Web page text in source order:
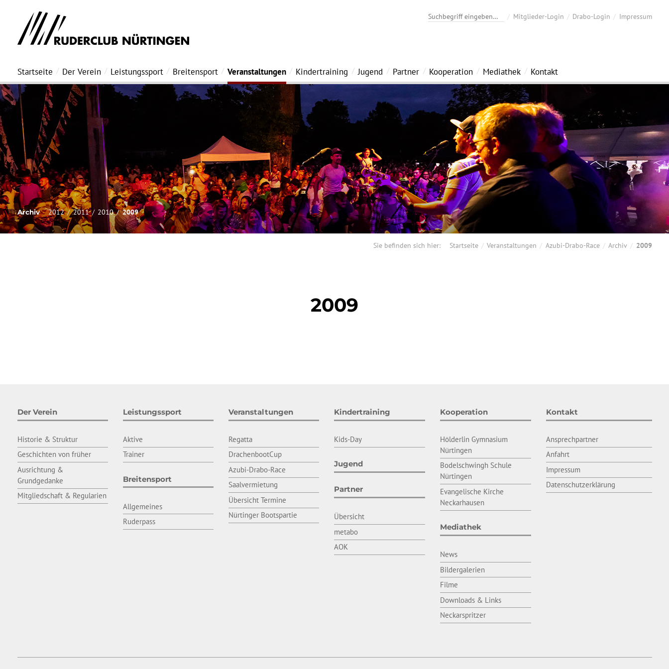
Mitglieder-Login Drabo-Login Impressum
Startseite Der Verein Leistungssport Breitensport Veranstaltungen Kindertraining Jugend Partner Kooperation Mediathek Kontakt
Archiv 2012 2011 2010 2009
Sie befinden sich hier: Startseite Veranstaltungen Azubi-Drabo-Race Archiv 2009
2009
Der Verein
Historie & Struktur
Geschichten von früher
Ausrichtung &
Grundgedanke
Mitgliedschaft & Regularien
Leistungssport
Aktive
Trainer
Breitensport
Allgemeines
Ruderpass
Veranstaltungen
Regatta
DrachenbootCup
Azubi-Drabo-Race
Saalvermietung
Übersicht Termine
Nürtinger Bootspartie
Kindertraining
Kids-Day
Jugend
Partner
Übersicht
metabo
AOK
Kooperation
Hölderlin Gymnasium
Nürtingen
Bodelschwingh Schule
Nürtingen
Evangelische Kirche
Neckarhausen
Mediathek
News
Bildergalerien
Filme
Downloads & Links
Neckarspritzer
Kontakt
Ansprechpartner
Anfahrt
Impressum
Datenschutzerklärung